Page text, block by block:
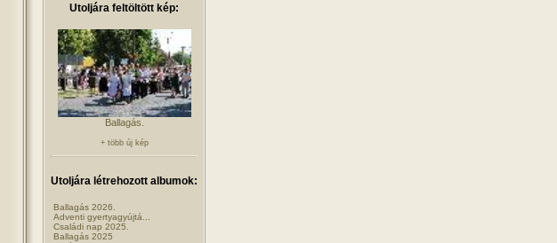
Utoljára feltöltött kép:
Ballagás.
+ több új kép
Utoljára létrehozott albumok:
Ballagás 2026.
Adventi gyertyagyújtá...
Családi nap 2025.
Ballagás 2025